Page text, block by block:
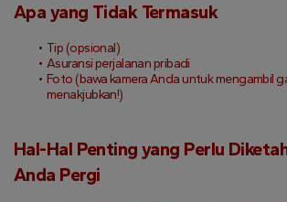
Apa yang Tidak Termasuk
Tip (opsional)
Asuransi perjalanan pribadi
Foto (bawa kamera Anda untuk mengambil
menakjubkan!)
Hal-Hal Penting yang Perlu
Anda Pergi